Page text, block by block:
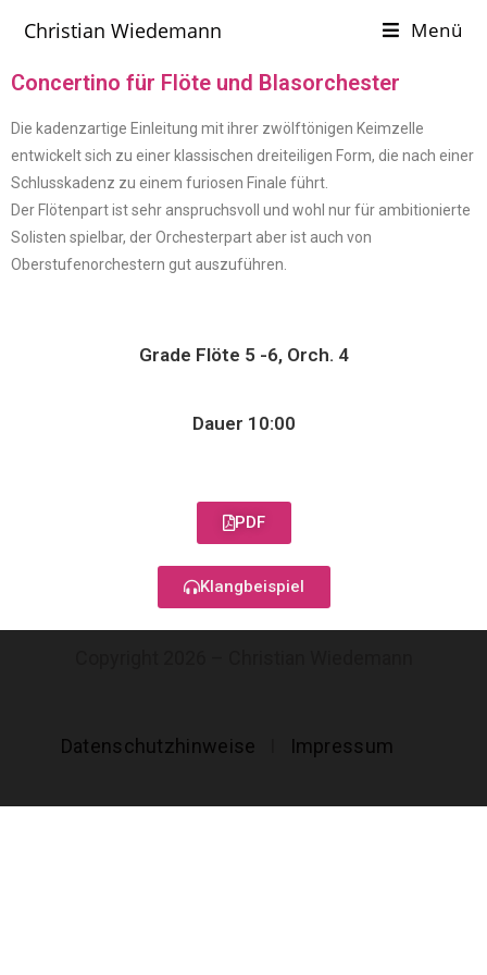
Christian Wiedemann Menü
Concertino für Flöte und Blasorchester
Die kadenzartige Einleitung mit ihrer zwölftönigen Keimzelle
entwickelt sich zu einer klassischen dreiteiligen Form, die nach einer
Schlusskadenz zu einem furiosen Finale führt.
Der Flötenpart ist sehr anspruchsvoll und wohl nur für ambitionierte
Solisten spielbar, der Orchesterpart aber ist auch von
Oberstufenorchestern gut auszuführen.
Grade Flöte 5 -6, Orch. 4
Dauer 10:00
PDF
Klangbeispiel
Datenschutzhinweise Impressum